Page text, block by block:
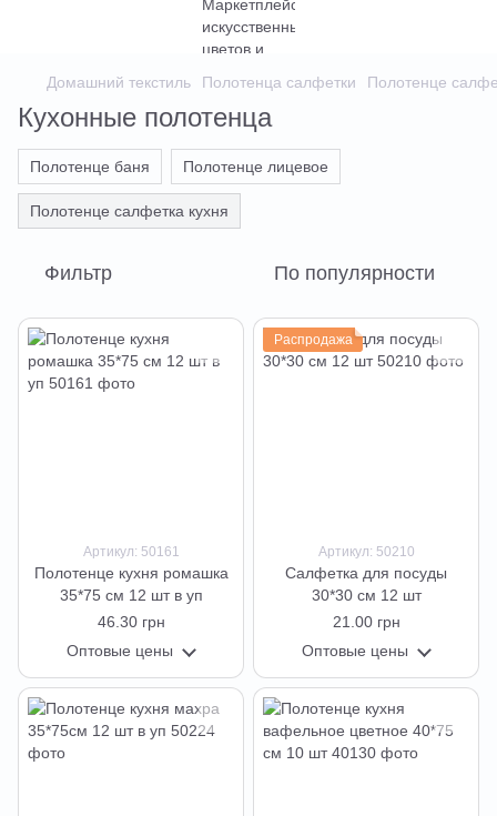
Домашний текстиль Полотенца салфетки Полотенце
Кухонные полотенца
Полотенце баня Полотенце лицевое
Полотенце салфетка кухня
Фильтр По популярности
Артикул: 50161
Полотенце кухня ромашка
35*75 см 12 шт в уп
46.30 грн
Оптовые цены
Распродажа
Артикул: 50210
Салфетка для посуды
30*30 см 12 шт
21.00 грн
Оптовые цены